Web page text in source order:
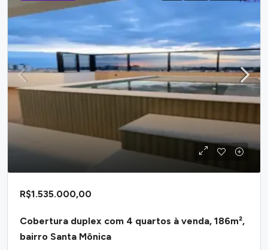
R$1.535.000,00
Cobertura duplex com 4 quartos à venda, 186m²,
bairro Santa Mônica